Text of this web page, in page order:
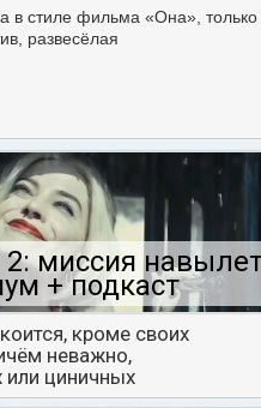
в стиле фильма «Она», только
развесёлая
миссия
+ подкаст
кроме своих
неважно,
или циничных